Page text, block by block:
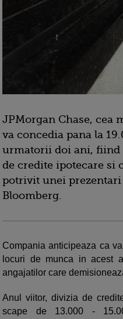
JPMorgan Chase, cea
va concedia pana la
urmatorii doi ani,
de credite ipotecare si
potrivit unei
Bloomberg.
Compania anticipeaza ca
locuri de munca in acest
angajatilor care
Anul viitor, divizia de
scape de 13.000 -